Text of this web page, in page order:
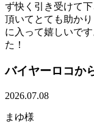
ず快く引き受けて
頂いてとても助か
に入って嬉しいで
た！
バイヤーロコか
2026.07.08
まゆ様